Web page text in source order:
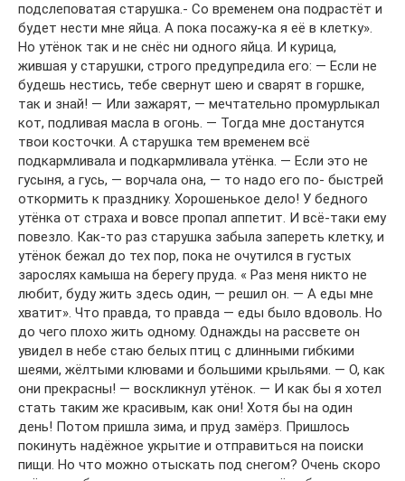
подслеповатая старушка.- Со временем она подрастёт и
будет нести мне яйца. А пока посажу-ка я её в клетку».
Но утёнок так и не снёс ни одного яйца. И курица,
жившая у старушки, строго предупредила его: — Если не
будешь нестись, тебе свернут шею и сварят в горшке,
так и знай! — Или зажарят, — мечтательно промурлыкал
кот, подливая масла в огонь. — Тогда мне достанутся
твои косточки. А старушка тем временем всё
подкармливала и подкармливала утёнка. — Если это не
гусыня, а гусь, — ворчала она, — то надо его по- быстрей
откормить к празднику. Хорошенькое дело! У бедного
утёнка от страха и вовсе пропал аппетит. И всё-таки ему
повезло. Как-то раз старушка забыла запереть клетку, и
утёнок бежал до тех пор, пока не очутился в густых
зарослях камыша на берегу пруда. « Раз меня никто не
любит, буду жить здесь один, — решил он. — А еды мне
хватит». Что правда, то правда — еды было вдоволь. Но
до чего плохо жить одному. Однажды на рассвете он
увидел в небе стаю белых птиц с длинными гибкими
шеями, жёлтыми клювами и большими крыльями. — О, как
они прекрасны! — воскликнул утёнок. — И как бы я хотел
стать таким же красивым, как они! Хотя бы на один
день! Потом пришла зима, и пруд замёрз. Пришлось
покинуть надёжное укрытие и отправиться на поиски
пищи. Но что можно отыскать под снегом? Очень скоро